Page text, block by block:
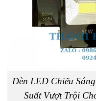
Đèn LED Chiếu
Suất Vượt Trội